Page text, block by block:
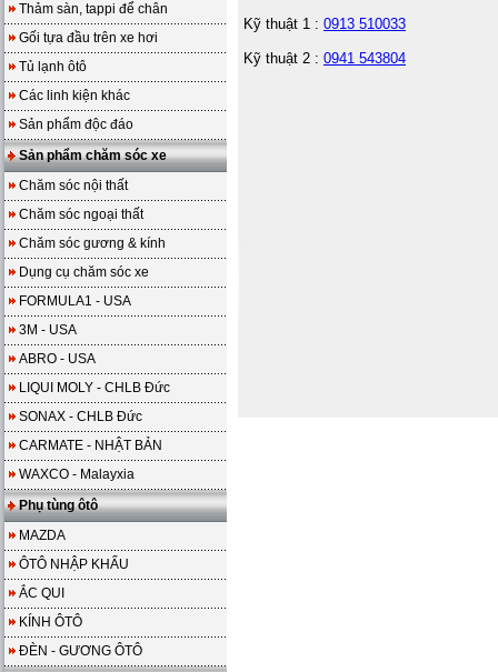
Thảm sàn, tappi để chân
Gối tựa đầu trên xe hơi
Tủ lạnh ôtô
Các linh kiện khác
Sản phẩm độc đáo
Sản phẩm chăm sóc xe
Chăm sóc nội thất
Chăm sóc ngoại thất
Chăm sóc gương & kính
Dụng cụ chăm sóc xe
FORMULA1 - USA
3M - USA
ABRO - USA
LIQUI MOLY - CHLB Đức
SONAX - CHLB Đức
CARMATE - NHẬT BẢN
WAXCO - Malayxia
Phụ tùng ôtô
MAZDA
ÔTÔ NHẬP KHẨU
ẮC QUI
KÍNH ÔTÔ
ĐÈN - GƯƠNG ÔTÔ
Kỹ thuật 1 : 0913 510033
Kỹ thuật 2 : 0941 543804